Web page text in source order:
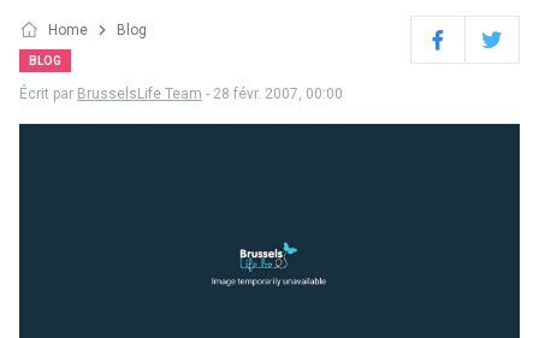
Home Blog
BLOG FacebookTwitter
Écrit par BrusselsLife Team - 28 févr. 2007, 00:00